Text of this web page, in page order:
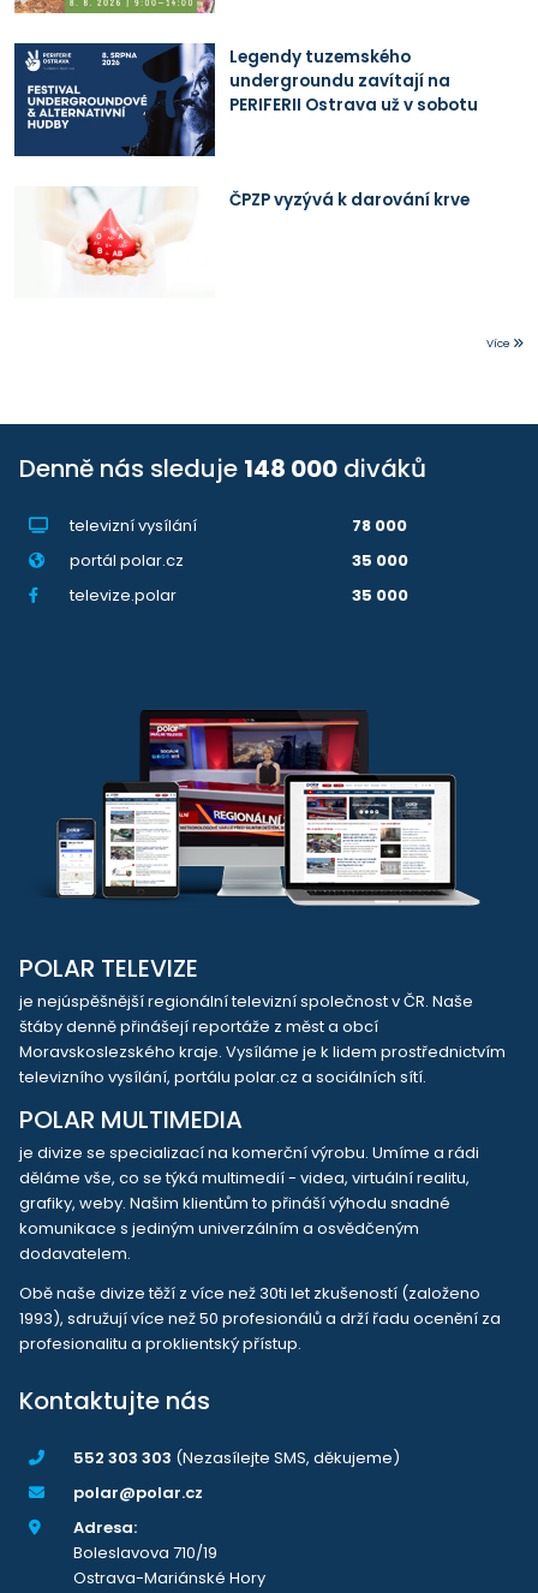
Legendy tuzemského
undergroundu zavítají na
PERIFERII Ostrava už v sobotu
ČPZP vyzývá k darování krve
Více
Denně nás sleduje 148 000 diváků
televizní vysílání
78 000
portál polar.cz
35 000
televize.polar
35 000
POLAR TELEVIZE
je nejúspěšnější regionální televizní společnost v ČR. Naše
štáby denně přinášejí reportáže z měst a obcí
Moravskoslezského kraje. Vysíláme je k lidem prostřednictvím
televizního vysílání, portálu polar.cz a sociálních sítí.
POLAR MULTIMEDIA
je divize se specializací na komerční výrobu. Umíme a rádi
děláme vše, co se týká multimedií - videa, virtuální realitu,
grafiky, weby. Našim klientům to přináší výhodu snadné
komunikace s jediným univerzálním a osvědčeným
dodavatelem.
Obě naše divize těží z více než 30ti let zkušeností (založeno
1993), sdružují více než 50 profesionálů a drží řadu ocenění za
profesionalitu a proklientský přístup.
Kontaktujte nás
552 303 303 (Nezasílejte SMS, děkujeme)
polar@polar.cz
Adresa:
Boleslavova 710/19
Ostrava-Mariánské Hory